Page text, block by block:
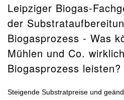
Leipziger Biogas-
der
Biogasprozess - Was
Mühlen und Co.
Biogasprozess leisten?
Steigende Substratpreise und